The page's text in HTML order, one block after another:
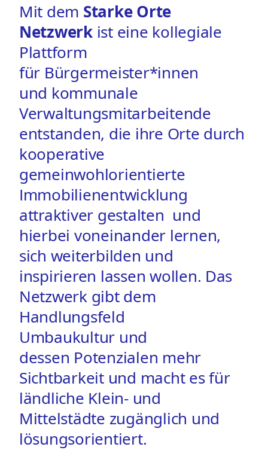
Mit dem Starke Orte
Netzwerk ist eine kollegiale
Plattform
für Bürgermeister*innen
und kommunale
Verwaltungsmitarbeitende
entstanden, die ihre Orte durch
kooperative
gemeinwohlorientierte
Immobilienentwicklung
attraktiver gestalten und
hierbei voneinander lernen,
sich weiterbilden und
inspirieren lassen wollen. Das
Netzwerk gibt dem
Handlungsfeld
Umbaukultur und
dessen Potenzialen mehr
Sichtbarkeit und macht es für
ländliche Klein- und
Mittelstädte zugänglich und
lösungsorientiert.